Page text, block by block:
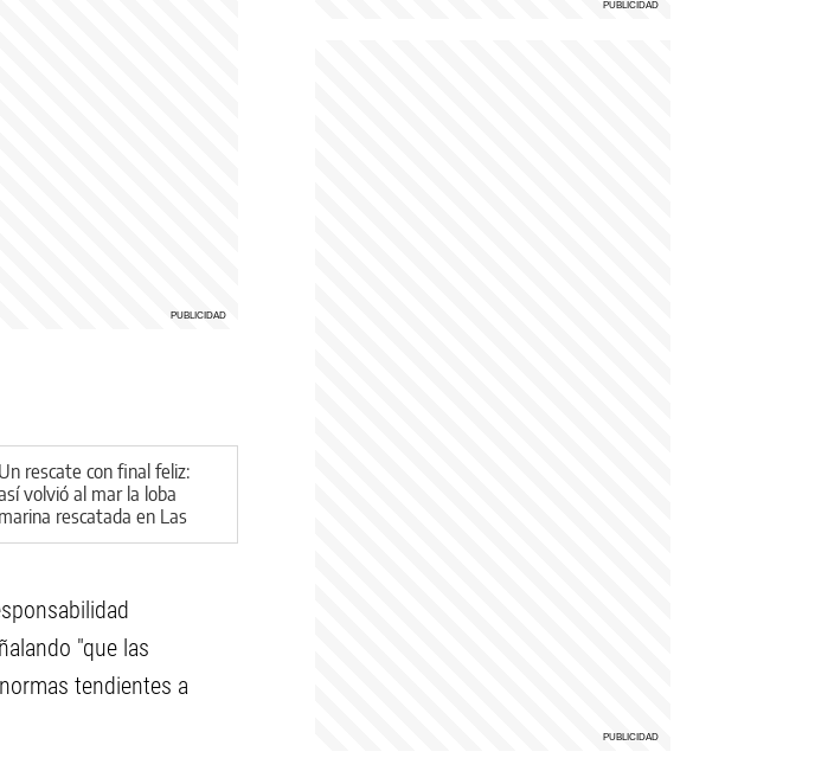
Un rescate con final feliz:
volvió al mar la loba
marina rescatada en Las
"que las
tendientes a